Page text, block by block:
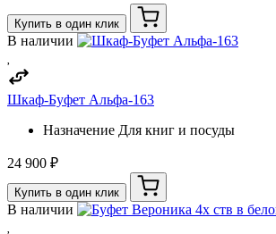
Купить в один клик
В наличии
Шкаф-Буфет Альфа-163
Назначение Для книг и посуды
24 900 ₽
Купить в один клик
В наличии